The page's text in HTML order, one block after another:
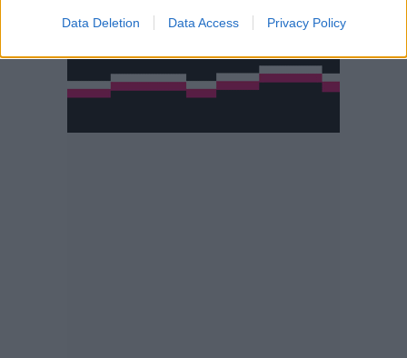
Data Deletion Data Access Privacy Policy